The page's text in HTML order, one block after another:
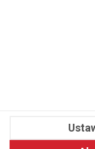
Fit.pl ©